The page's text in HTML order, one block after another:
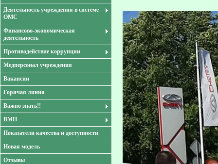
Деятельность учреждения в системе
ОМС
Финансово-экономическая
деятельность
Противодействие коррупции
Медперсонал учреждения
Вакансии
Горячая линия
Важно знать!!
ВМП
Показатели качества и доступности
Новая модель
Отзывы